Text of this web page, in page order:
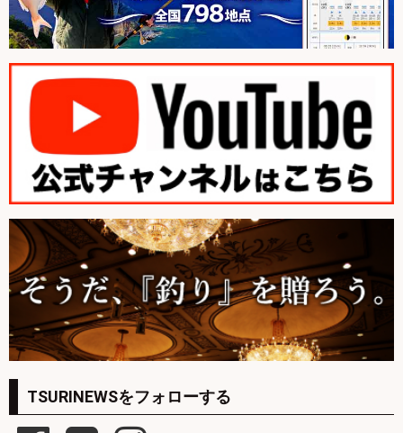
TSURINEWSをフォローする